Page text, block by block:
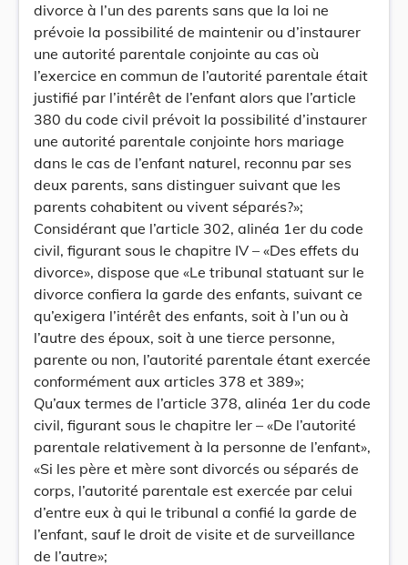
divorce à l’un des parents sans que la loi ne
prévoie la possibilité de maintenir ou d’instaurer
une autorité parentale conjointe au cas où
l’exercice en commun de l’autorité parentale était
justifié par l’intérêt de l’enfant alors que l’article
380 du code civil prévoit la possibilité d’instaurer
une autorité parentale conjointe hors mariage
dans le cas de l’enfant naturel, reconnu par ses
deux parents, sans distinguer suivant que les
parents cohabitent ou vivent séparés?»;
Considérant que l’article 302, alinéa 1er du code
civil, figurant sous le chapitre IV – «Des effets du
divorce», dispose que «Le tribunal statuant sur le
divorce confiera la garde des enfants, suivant ce
qu’exigera l’intérêt des enfants, soit à l’un ou à
l’autre des époux, soit à une tierce personne,
parente ou non, l’autorité parentale étant exercée
conformément aux articles 378 et 389»;
Qu’aux termes de l’article 378, alinéa 1er du code
civil, figurant sous le chapitre Ier – «De l’autorité
parentale relativement à la personne de l’enfant»,
«Si les père et mère sont divorcés ou séparés de
corps, l’autorité parentale est exercée par celui
d’entre eux à qui le tribunal a confié la garde de
l’enfant, sauf le droit de visite et de surveillance
de l’autre»;